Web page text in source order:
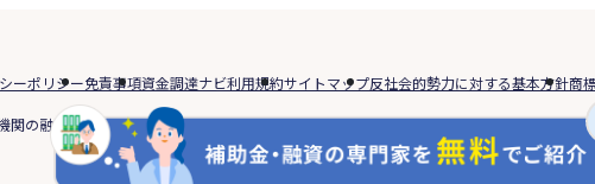
ーポリシー免責事項資金調達ナビ利用規約サイトマップ反社会的勢力に対する基本方針商
の融資商品は、資金調達の参考情報として紹介させていただくものです。当社が契約の
Copyright © Yayoi Co., Ltd. All rights reserved.